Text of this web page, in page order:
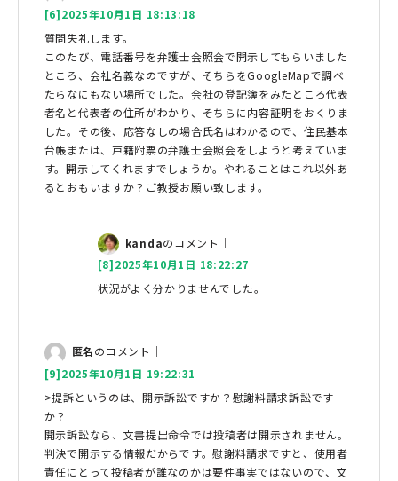
[6]2025年10月1日 18:13:18
質問失礼します。
このたび、電話番号を弁護士会照会で開示してもらいました
ところ、会社名義なのですが、そちらをGoogleMapで調べ
たらなにもない場所でした。会社の登記簿をみたところ代表
者名と代表者の住所がわかり、そちらに内容証明をおくりま
した。その後、応答なしの場合氏名はわかるので、住民基本
台帳または、戸籍附票の弁護士会照会をしようと考えていま
す。開示してくれますでしょうか。やれることはこれ以外あ
るとおもいますか？ご教授お願い致します。
kandaのコメント｜
[8]2025年10月1日 18:22:27
状況がよく分かりませんでした。
匿名のコメント｜
[9]2025年10月1日 19:22:31
>提訴というのは、開示訴訟ですか？慰謝料請求訴訟です
か？
開示訴訟なら、文書提出命令では投稿者は開示されません。
判決で開示する情報だからです。慰謝料請求ですと、使用者
責任にとって投稿者が誰なのかは要件事実ではないので、文